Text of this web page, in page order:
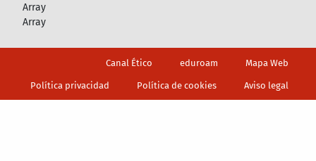
Array
Array
Canal Ético eduroam Mapa Web
Política privacidad Política de cookies Aviso legal